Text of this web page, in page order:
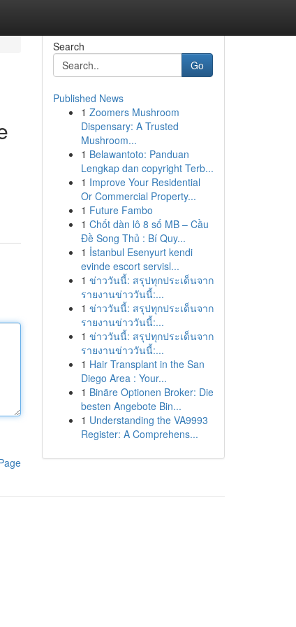
Search
Go
Published News
1 Zoomers Mushroom
Dispensary: A Trusted
Mushroom...
1 Belawantoto: Panduan
Lengkap dan copyright Terb...
1 Improve Your Residential
Or Commercial Property...
1 Future Fambo
1 Chốt dàn lô 8 số MB – Cầu
Đề Song Thủ : Bí Quy...
1 İstanbul Esenyurt kendi
evinde escort servisl...
1 ข่าววันนี้: สรุปทุกประเด็นจาก
รายงานข่าววันนี้:...
1 ข่าววันนี้: สรุปทุกประเด็นจาก
รายงานข่าววันนี้:...
1 ข่าววันนี้: สรุปทุกประเด็นจาก
รายงานข่าววันนี้:...
1 Hair Transplant in the San
Diego Area : Your...
1 Binäre Optionen Broker: Die
besten Angebote Bin...
1 Understanding the VA9993
Register: A Comprehens...